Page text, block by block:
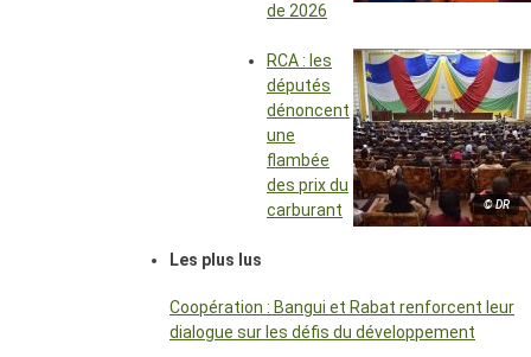
de 2026
© DR
RCA : les
députés
dénoncent
une
flambée
des prix du
carburant
Les plus lus
Coopération : Bangui et Rabat renforcent leur
dialogue sur les défis du développement